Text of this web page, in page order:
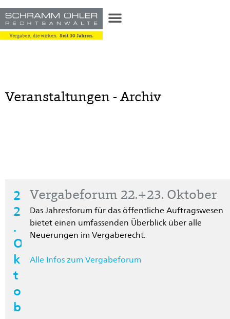
Veranstaltungen - Archiv
2
2
.
O
k
t
o
b
Vergabeforum 22.+23. Oktober
Das Jahresforum für das öffentliche Auftragswesen
bietet einen umfassenden Überblick über alle
Neuerungen im Vergaberecht.
Alle Infos zum Vergabeforum